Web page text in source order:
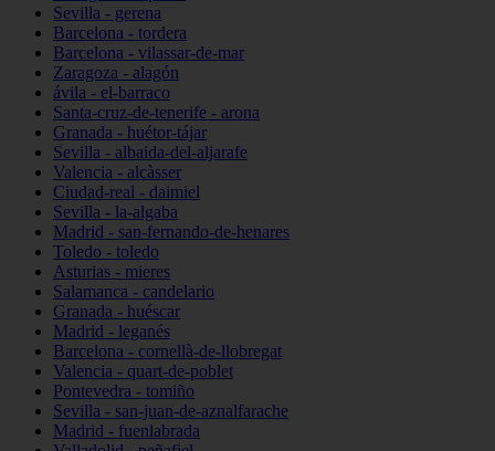
Sevilla - gerena
Barcelona - tordera
Barcelona - vilassar-de-mar
Zaragoza - alagón
ávila - el-barraco
Santa-cruz-de-tenerife - arona
Granada - huétor-tájar
Sevilla - albaida-del-aljarafe
Valencia - alcàsser
Ciudad-real - daimiel
Sevilla - la-algaba
Madrid - san-fernando-de-henares
Toledo - toledo
Asturias - mieres
Salamanca - candelario
Granada - huéscar
Madrid - leganés
Barcelona - cornellà-de-llobregat
Valencia - quart-de-poblet
Pontevedra - tomiño
Sevilla - san-juan-de-aznalfarache
Madrid - fuenlabrada